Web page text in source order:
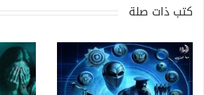
كتب ذات صلة